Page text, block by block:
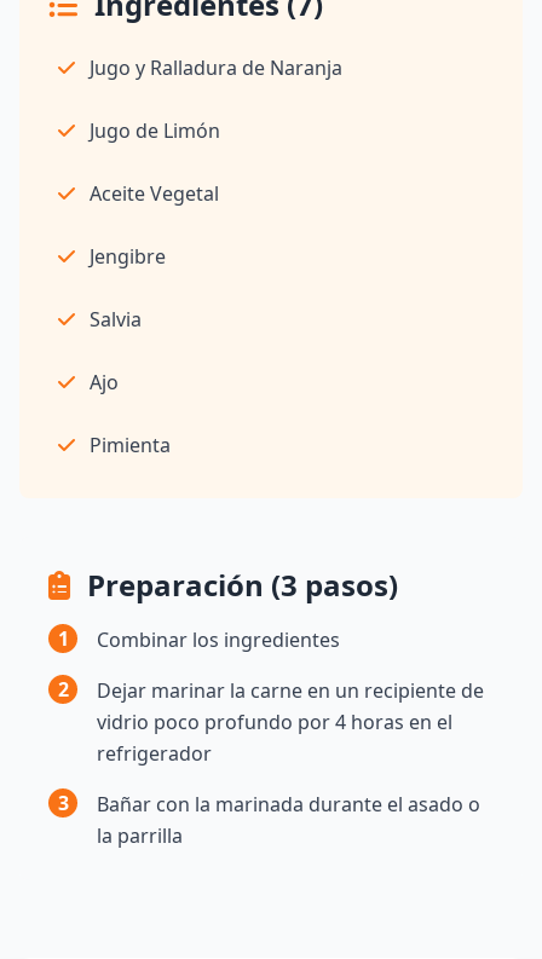
Jugo y Ralladura de Naranja
Jugo de Limón
Aceite Vegetal
Jengibre
Salvia
Ajo
Pimienta
Preparación (3 pasos)
1
Combinar los ingredientes
2
Dejar marinar la carne en un recipiente de
vidrio poco profundo por 4 horas en el
refrigerador
3
Bañar con la marinada durante el asado o
la parrilla